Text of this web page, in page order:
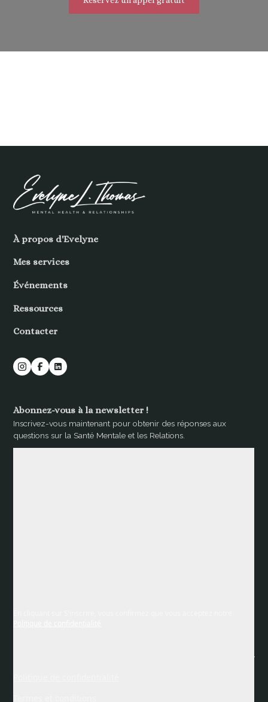
À propos d'Evelyne
Mes services
Événements
Ressources
Contacter
Abonnez-vous à la newsletter !
Inscrivez-vous maintenant pour obtenir des réponses aux
questions sur la Santé Mentale et les Relations.